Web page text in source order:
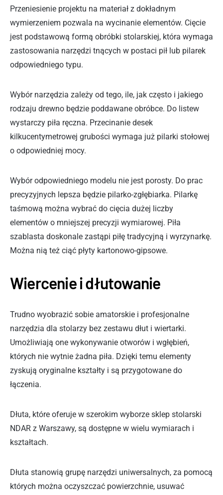
Przeniesienie projektu na materiał z dokładnym
wymierzeniem pozwala na wycinanie elementów. Cięcie
jest podstawową formą obróbki stolarskiej, która wymaga
zastosowania narzędzi tnących w postaci pił lub pilarek
odpowiedniego typu.
Wybór narzędzia zależy od tego, ile, jak często i jakiego
rodzaju drewno będzie poddawane obróbce. Do listew
wystarczy piła ręczna. Przecinanie desek
kilkucentymetrowej grubości wymaga już pilarki stołowej
o odpowiedniej mocy.
Wybór odpowiedniego modelu nie jest porosty. Do prac
precyzyjnych lepsza będzie pilarko-zgłębiarka. Pilarkę
taśmową można wybrać do cięcia dużej liczby
elementów o mniejszej precyzji wymiarowej. Piła
szablasta doskonale zastąpi piłę tradycyjną i wyrzynarkę.
Można nią też ciąć płyty kartonowo-gipsowe.
Wiercenie i dłutowanie
Trudno wyobrazić sobie amatorskie i profesjonalne
narzędzia dla stolarzy bez zestawu dłut i wiertarki.
Umożliwiają one wykonywanie otworów i wgłębień,
których nie wytnie żadna piła. Dzięki temu elementy
zyskują oryginalne kształty i są przygotowane do
łączenia.
Dłuta, które oferuje w szerokim wyborze sklep stolarski
NDAR z Warszawy, są dostępne w wielu wymiarach i
kształtach.
Dłuta stanowią grupę narzędzi uniwersalnych, za pomocą
których można oczyszczać powierzchnie, usuwać